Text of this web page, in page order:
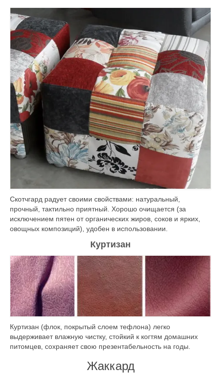
Скотчгард радует своими свойствами: натуральный,
прочный, тактильно приятный. Хорошо очищается (за
исключением пятен от органических жиров, соков и ярких,
овощных композиций), удобен в использовании.
Куртизан
Куртизан (флок, покрытый слоем тефлона) легко
выдерживает влажную чистку, стойкий к когтям домашних
питомцев, сохраняет свою презентабельность на годы.
Жаккард